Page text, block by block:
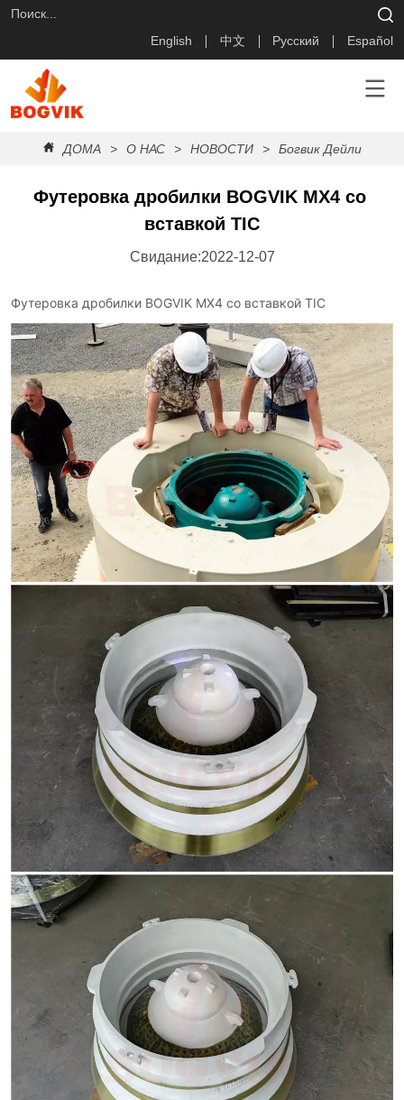
English 中文 Русский Español
ДОМА > О НАС > НОВОСТИ > Богвик Дейли
Футеровка дробилки BOGVIK MX4 со
вставкой TIC
Свидание:2022-12-07